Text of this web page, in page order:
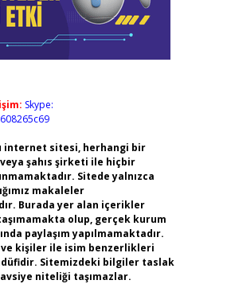
Skype:
internet sitesi, herhangi bir
şahıs şirketi ile hiçbir
Sitede yalnızca
makaleler
Burada yer alan içerikler
olup, gerçek kurum
paylaşım yapılmamaktadır.
kişiler ile isim benzerlikleri
Sitemizdeki bilgiler taslak
niteliği taşımazlar.